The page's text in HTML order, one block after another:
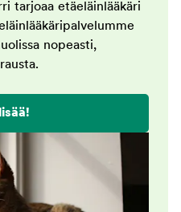
tarjoaa etäeläinlääkäri
nopeasti,